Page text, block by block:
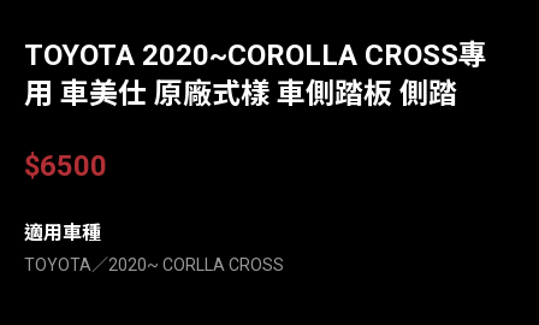
TOYOTA 2020~COROLLA CROSS專
用 車美仕 原廠式樣 車側踏板 側踏
$6500
適用車種
TOYOTA∕2020~ CORLLA CROSS